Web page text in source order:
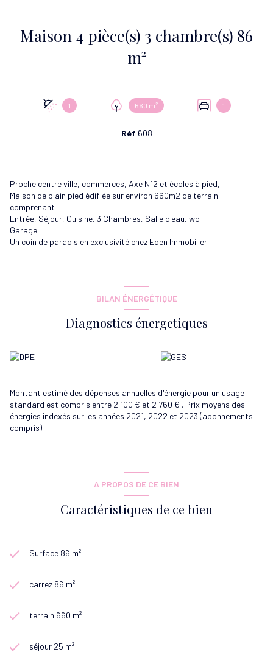
Maison 4 pièce(s) 3 chambre(s) 86
m²
1 660 m² 1
Réf 608
Proche centre ville, commerces, Axe N12 et écoles à pied,
Maison de plain pied édifiée sur environ 660m2 de terrain
comprenant :
Entrée, Séjour, Cuisine, 3 Chambres, Salle d'eau, wc.
Garage
Un coin de paradis en exclusivité chez Eden Immobilier
BILAN ÉNERGÉTIQUE
Diagnostics énergetiques
Montant estimé des dépenses annuelles d'énergie pour un usage
standard est compris entre 2 100 € et 2 760 € . Prix moyens des
énergies indexés sur les années 2021, 2022 et 2023 (abonnements
compris).
A PROPOS DE CE BIEN
Caractéristiques de ce bien
Surface 86 m²
carrez 86 m²
terrain 660 m²
séjour 25 m²